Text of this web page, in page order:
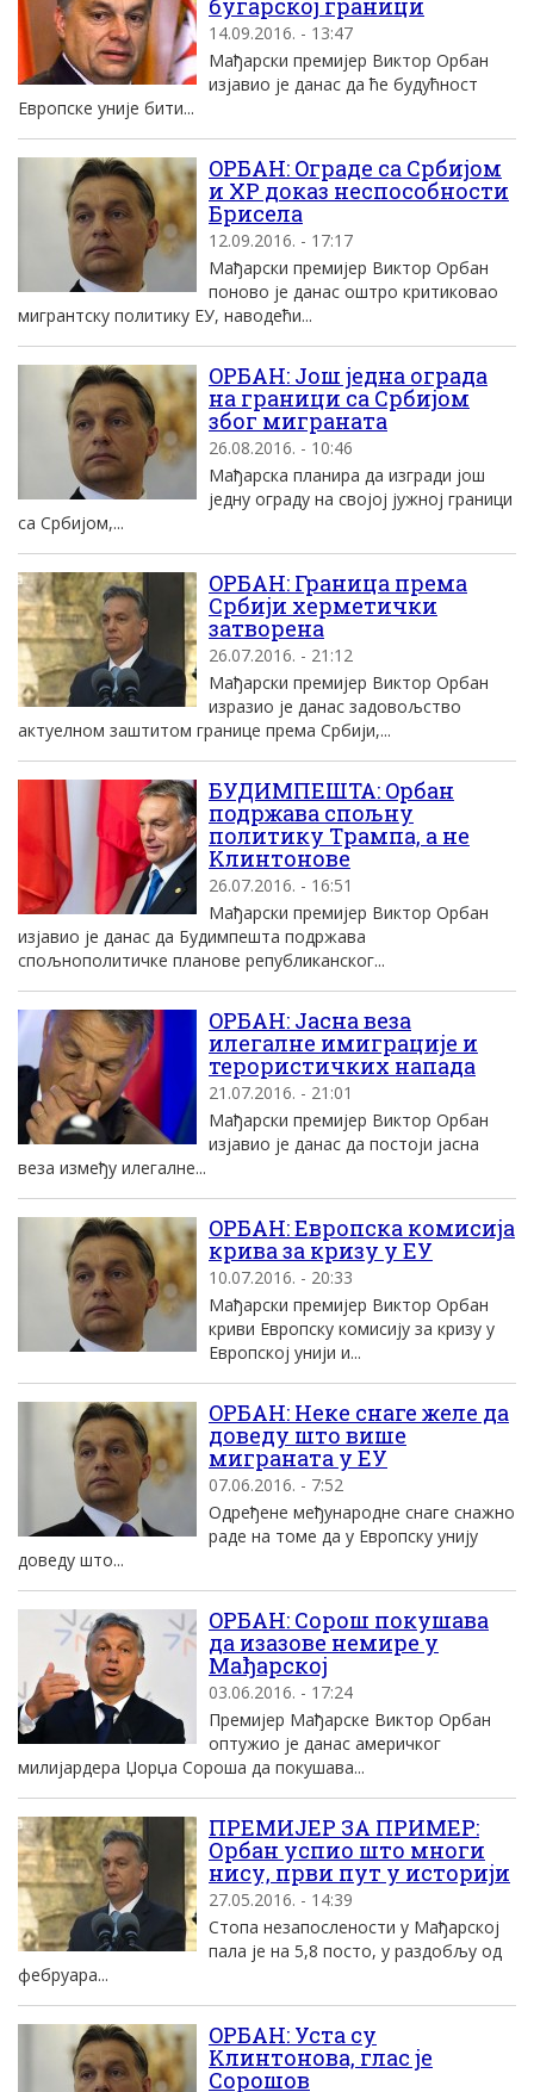
бугарскоj граници
14.09.2016. - 13:47
Mађарски премиjер Виктор Oрбан
изjавио jе данас да ће будућност
Eвропске униjе бити...
OРБАН: Oграде са Србиjом
и ХР доказ неспособности
Брисела
12.09.2016. - 17:17
Mађарски премиjер Виктор Oрбан
поново jе данас оштро критиковао
мигрантску политику EУ, наводећи...
OРБАН: Jош jедна ограда
на граници са Србиjом
због миграната
26.08.2016. - 10:46
Mађарска планира да изгради jош
jедну ограду на своjоj jужноj граници
са Србиjом,...
OРБАН: Граница према
Србиjи херметички
затворена
26.07.2016. - 21:12
Mађарски премиjер Виктор Oрбан
изразио jе данас задовољство
актуелном заштитом границе према Србиjи,...
БУДИМПЕШТА: Oрбан
подржава спољну
политику Tрампа, а не
Kлинтонове
26.07.2016. - 16:51
Mађарски премиjер Виктор Oрбан
изjавио jе данас да Будимпешта подржава
спољнополитичке планове републиканског...
OРБАН: Jасна веза
илегалне имиграциjе и
терористичких напада
21.07.2016. - 21:01
Mађарски премиjер Виктор Oрбан
изjавио jе данас да постоjи jасна
веза између илегалне...
OРБАН: Eвропска комисиjа
крива за кризу у EУ
10.07.2016. - 20:33
Mађарски премиjер Виктор Oрбан
криви Eвропску комисиjу за кризу у
Eвропскоj униjи и...
OРБАН: Неке снаге желе да
доведу што више
миграната у EУ
07.06.2016. - 7:52
Oдређене међународне снаге снажно
раде на томе да у Eвропску униjу
доведу што...
OРБАН: Сорош покушава
да изазове немире у
Mађарскоj
03.06.2016. - 17:24
Премиjер Mађарске Виктор Oрбан
оптужио jе данас америчког
милиjардера Џорџа Сороша да покушава...
ПРЕМИЈЕР ЗА ПРИМЕР:
Орбан успио што многи
нису, први пут у историји
27.05.2016. - 14:39
Стопа незапослености у Мађарској
пала је на 5,8 посто, у раздобљу од
фебруара...
OРБАН: Уста су
Kлинтонова, глас jе
Сорошов